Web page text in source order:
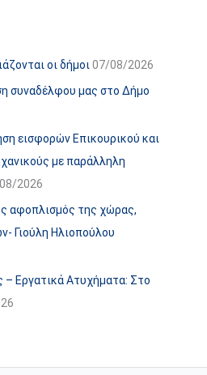
οι δήμοι07/08/2026
συναδέλφου μας στο Δήμο
εισφορών Επικουρικού και
με παράλληλη
2026
αφοπλισμός της χώρας,
Γιούλη Ηλιοπούλου
– Εργατικά Ατυχήματα: Στο